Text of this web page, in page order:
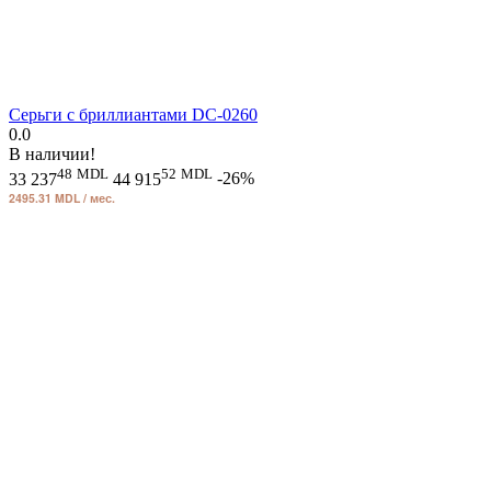
Серьги с бриллиантами DC-0260
0.0
В наличии!
33 23748 MDL 44 91552 MDL -26%
2495.31 MDL / мес.